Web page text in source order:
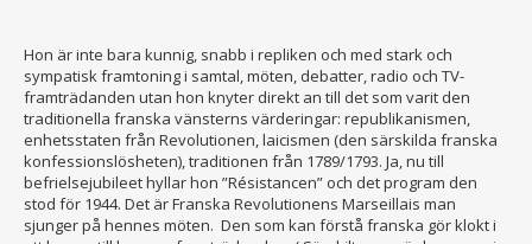
Hon är inte bara kunnig, snabb i repliken och med stark och
sympatisk framtoning i samtal, möten, debatter, radio och TV-
framträdanden utan hon knyter direkt an till det som varit den
traditionella franska vänsterns värderingar: republikanismen,
enhetsstaten från Revolutionen, laicismen (den särskilda franska
konfessionslösheten), traditionen från 1789/1793. Ja, nu till
befrielsejubileet hyllar hon ”Résistancen” och det program den
stod för 1944. Det är Franska Revolutionens Marseillais man
sjunger på hennes möten. Den som kan förstå franska gör klokt i